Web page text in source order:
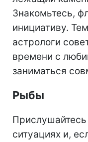
Знакомьтесь,
инициативу.
астрологи
времени с
заниматься
Рыбы
ситуациях и,